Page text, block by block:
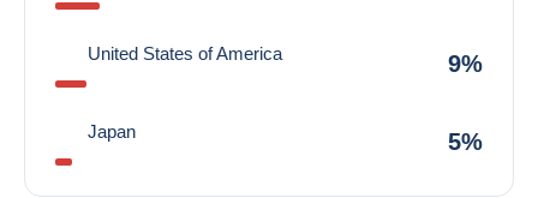
United States of America 9%
Japan 5%